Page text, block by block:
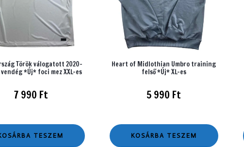
Török válogatott 2020-
vendég *Új* foci mez XXL-es
7 990 Ft
TESZEM
Heart of Midlothian Umbro training
felső *Új* XL-es
5 990 Ft
KOSÁRBA TESZEM